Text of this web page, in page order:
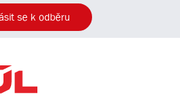
se k odběru